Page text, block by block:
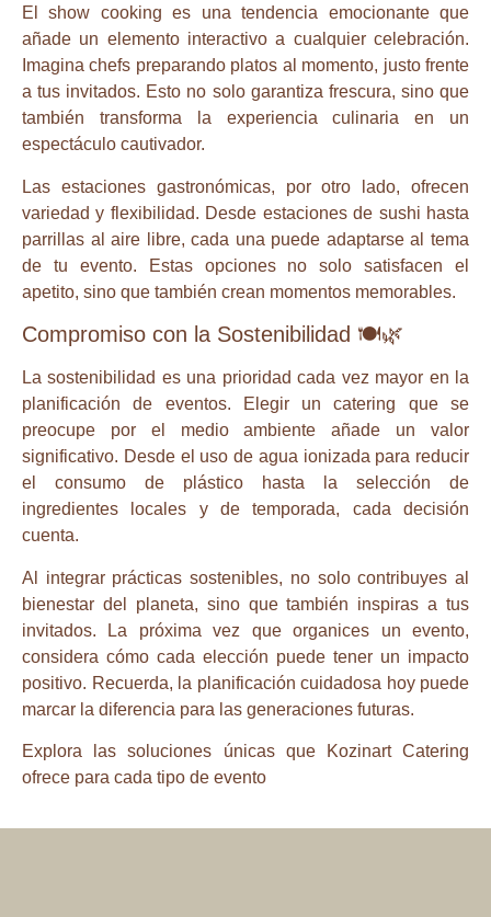
El show cooking es una tendencia emocionante que
añade un elemento interactivo a cualquier celebración.
Imagina chefs preparando platos al momento, justo frente
a tus invitados. Esto no solo garantiza frescura, sino que
también transforma la experiencia culinaria en un
espectáculo cautivador.
Las estaciones gastronómicas, por otro lado, ofrecen
variedad y flexibilidad. Desde estaciones de sushi hasta
parrillas al aire libre, cada una puede adaptarse al tema
de tu evento. Estas opciones no solo satisfacen el
apetito, sino que también crean momentos memorables.
Compromiso con la Sostenibilidad 🍽️🌿
La sostenibilidad es una prioridad cada vez mayor en la
planificación de eventos. Elegir un catering que se
preocupe por el medio ambiente añade un valor
significativo. Desde el uso de agua ionizada para reducir
el consumo de plástico hasta la selección de
ingredientes locales y de temporada, cada decisión
cuenta.
Al integrar prácticas sostenibles, no solo contribuyes al
bienestar del planeta, sino que también inspiras a tus
invitados. La próxima vez que organices un evento,
considera cómo cada elección puede tener un impacto
positivo. Recuerda, la planificación cuidadosa hoy puede
marcar la diferencia para las generaciones futuras.
Explora las soluciones únicas que Kozinart Catering
ofrece para cada tipo de evento